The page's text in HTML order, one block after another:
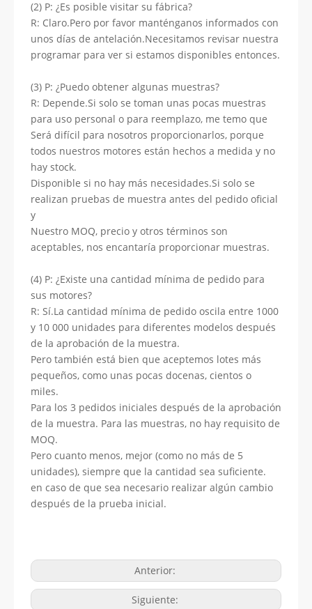
(2) P: ¿Es posible visitar su fábrica?
R: Claro.Pero por favor manténganos informados con
unos días de antelación.Necesitamos revisar nuestra
programar para ver si estamos disponibles entonces.
(3) P: ¿Puedo obtener algunas muestras?
R: Depende.Si solo se toman unas pocas muestras
para uso personal o para reemplazo, me temo que
Será difícil para nosotros proporcionarlos, porque
todos nuestros motores están hechos a medida y no
hay stock.
Disponible si no hay más necesidades.Si solo se
realizan pruebas de muestra antes del pedido oficial
y
Nuestro MOQ, precio y otros términos son
aceptables, nos encantaría proporcionar muestras.
(4) P: ¿Existe una cantidad mínima de pedido para
sus motores?
R: Sí.La cantidad mínima de pedido oscila entre 1000
y 10 000 unidades para diferentes modelos después
de la aprobación de la muestra.
Pero también está bien que aceptemos lotes más
pequeños, como unas pocas docenas, cientos o
miles.
Para los 3 pedidos iniciales después de la aprobación
de la muestra. Para las muestras, no hay requisito de
MOQ.
Pero cuanto menos, mejor (como no más de 5
unidades), siempre que la cantidad sea suficiente.
en caso de que sea necesario realizar algún cambio
después de la prueba inicial.
Anterior:
Siguiente: